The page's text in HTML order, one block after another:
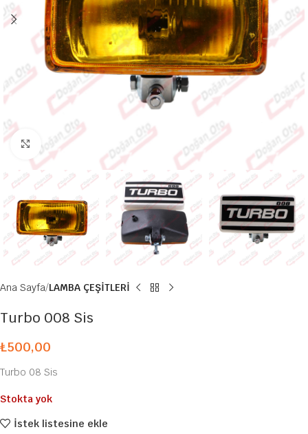
Büyütmek için tıklayın
Ana Sayfa LAMBA ÇEŞİTLERİ
Turbo 008 Sis
₺500,00
Turbo 08 Sis
Stokta yok
İstek listesine ekle